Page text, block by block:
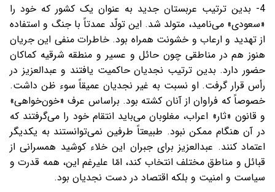
4- بدین ترتیب عربستان جدید به عنوان یک کشور که خود را
«سعودی» می‌نامید، متولد شد. این تولّد عمدتاً با جنگ و استفاده
از تهدید و ارعاب و خشونت همراه بود. خاطرات منفی این جریان
هنوز هم در مناطقی چون حائل و عسیر و منطقه شرقیه کماکان
حضور دارد. بدین ترتیب نجدیان حاکمیت یافتند و عبدالعزیز در
رأس قرار گرفت. او نسبت به غیر نجدیان عمیقاً سوء ظن داشت.
خصوصاً که فراوان از آنان کشته بود. براساس عرف «خون‌خواهی»
و قانون «ثار» اعراب، مغلوبان می‌باید انتقام خود را می‌گرفتند که
در آن هنگام ممکن نبود. طبیعتاً طرفین نمی‌توانستند به یکدیگر
اعتماد کنند. عبدالعزیز برای جبران این خلاء کوشید همسرانی از
قبائل و مناطق مختلف انتخاب کند، امّا علیرغم این، همه قدرت و
سیاست و امنیت و بلکه اقتصاد در دست نجدیان بود.